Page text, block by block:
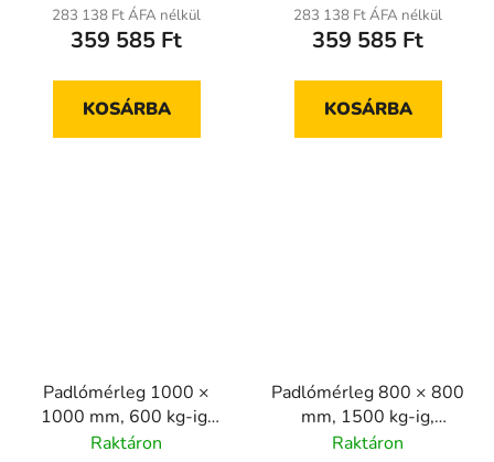
283 138 Ft ÁFA nélkül
359 585 Ft
KOSÁRBA
283 138 Ft ÁFA nélkül
359 585 Ft
KOSÁRBA
Padlómérleg 1000 ×
1000 mm, 600 kg-ig,
hitelesített
Raktáron
Padlómérleg 800 × 800
mm, 1500 kg-ig,
hitelesített
Raktáron